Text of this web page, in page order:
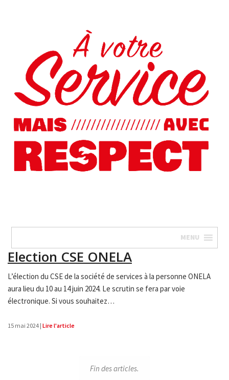
MENU
Election CSE ONELA
L’élection du CSE de la société de services à la personne ONELA
aura lieu du 10 au 14 juin 2024. Le scrutin se fera par voie
électronique. Si vous souhaitez…
15 mai 2024 | Lire l'article
Fin des articles.